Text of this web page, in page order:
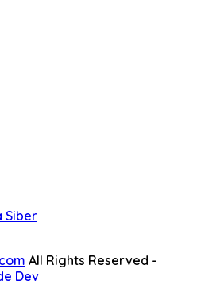
Siber
All Rights Reserved -
Dev